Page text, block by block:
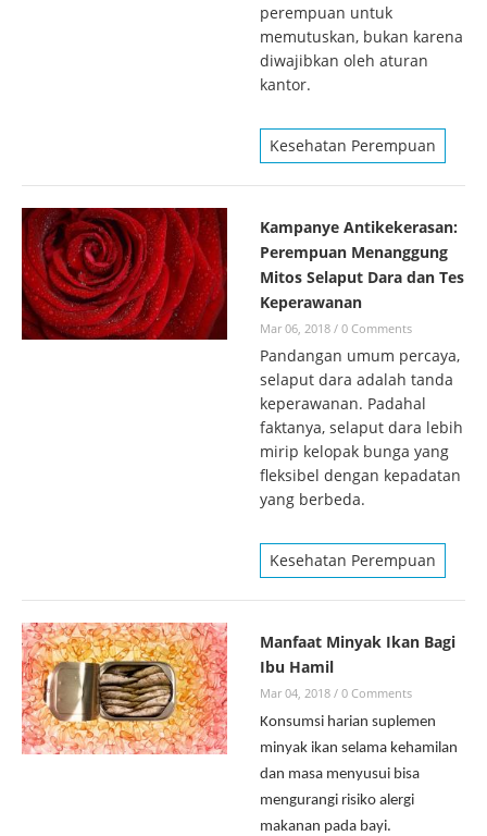
perempuan untuk
memutuskan, bukan karena
diwajibkan oleh aturan
kantor.
Kesehatan Perempuan
Kampanye Antikekerasan:
Perempuan Menanggung
Mitos Selaput Dara dan Tes
Keperawanan
Mar 06, 2018 / 0 Comments
Pandangan umum percaya,
selaput dara adalah tanda
keperawanan. Padahal
faktanya, selaput dara lebih
mirip kelopak bunga yang
fleksibel dengan kepadatan
yang berbeda.
Kesehatan Perempuan
Manfaat Minyak Ikan Bagi
Ibu Hamil
Mar 04, 2018 / 0 Comments
Konsumsi harian suplemen
minyak ikan selama kehamilan
dan masa menyusui bisa
mengurangi risiko alergi
makanan pada bayi.